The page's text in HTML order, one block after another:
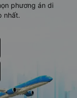
phương án di
nhất.